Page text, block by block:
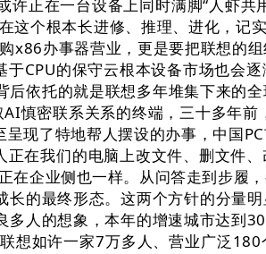
正在一台设备上同时满脚“人虾共
个根本长进修、推理、进化，记
办事器营业，更是要把联想的
CPU的保守云根本设备市场也会
依托的就是联想多年堆集下来的
慎密联系关系的终端，三十多年前
现了特地帮人摆设的办事，中国
在我们的电脑上改文件、删文件
在企业侧也一样。从问答走到步履
的最终形态。这两个方针的分量
人的想象，本年的增速城市达到
想如许一家7万多人、营业广泛